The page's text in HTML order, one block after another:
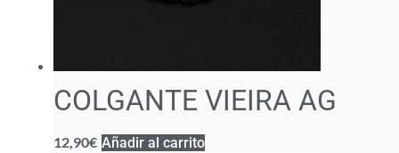
COLGANTE VIEIRA AG
12,90€ Añadir al carrito